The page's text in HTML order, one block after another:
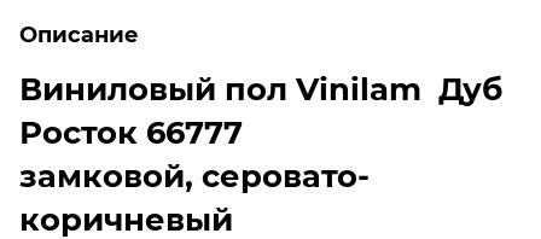
Описание
Виниловый пол Vinilam Дуб
Росток 66777
замковой, серовато-
коричневый